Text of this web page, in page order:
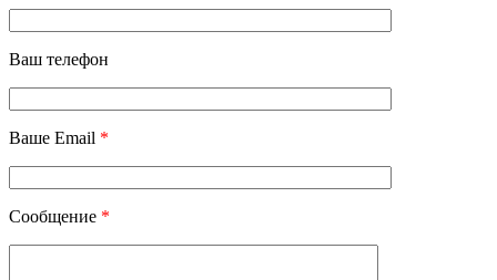
Ваш телефон
Ваше Email *
Сообщение *